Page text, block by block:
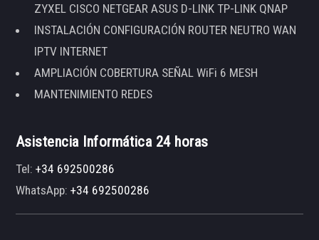
ZYXEL CISCO NETGEAR ASUS D-LINK TP-LINK QNAP
INSTALACIÓN CONFIGURACIÓN ROUTER NEUTRO WAN
IPTV INTERNET
AMPLIACIÓN COBERTURA SEÑAL WiFi 6 MESH
MANTENIMIENTO REDES
Asistencia Informática 24 horas
Tel:+34 692500286
WhatsApp:+34 692500286